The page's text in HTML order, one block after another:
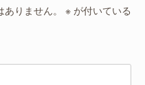
りません。 ※ が付いている